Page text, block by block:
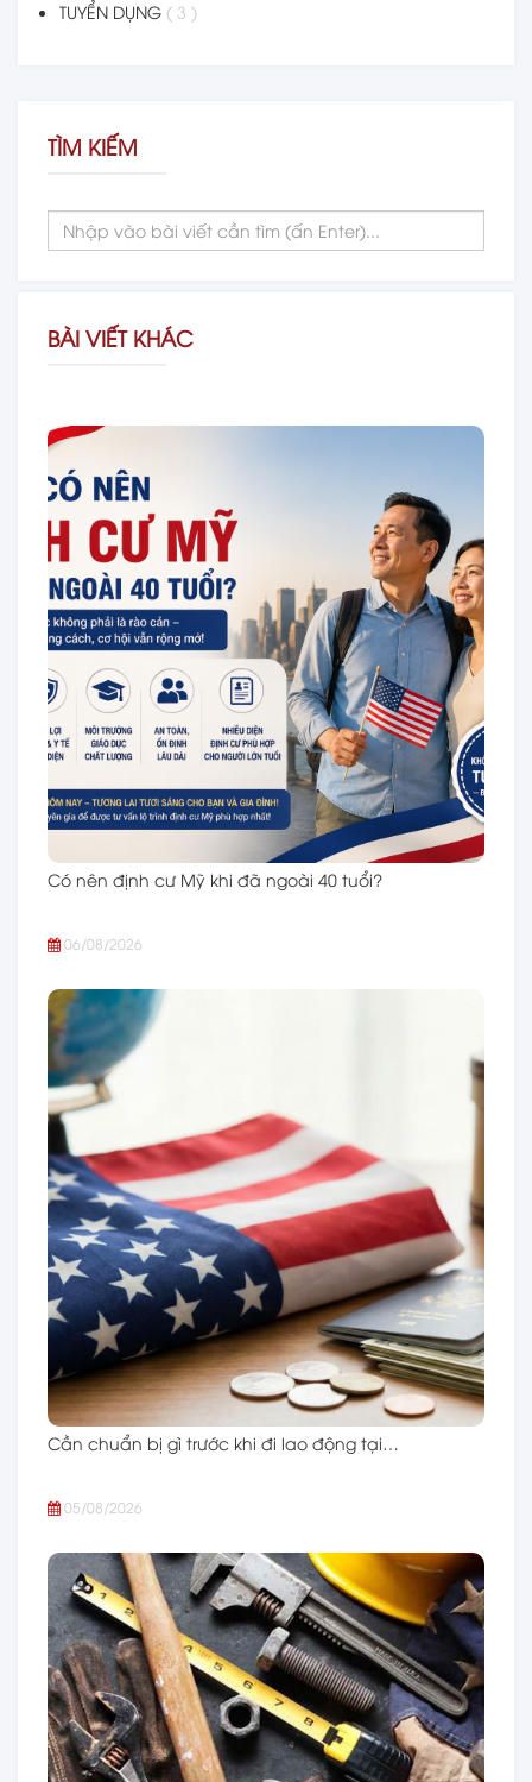
TUYỂN DỤNG ( 3 )
TÌM KIẾM
BÀI VIẾT KHÁC
Có nên định cư Mỹ khi đã ngoài 40 tuổi?
06/08/2026
Cần chuẩn bị gì trước khi đi lao động tại…
05/08/2026